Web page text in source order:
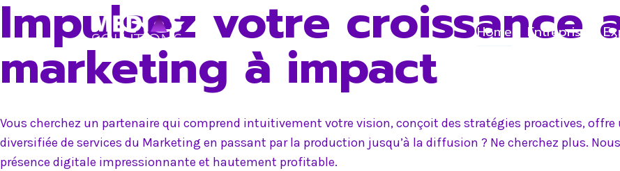
Skip
Home Entreprise
Impulsez votre croissance
marketing à impact
Vous cherchez un partenaire qui comprend intuitivement votre vision, conçoit des stratégies proactives, offre
diversifiée de services du Marketing en passant par la production jusqu’à la diffusion ? Ne cherchez plus.
présence digitale impressionnante et hautement profitable.